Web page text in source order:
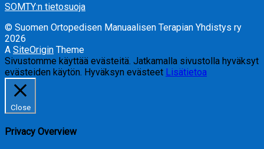
SOMTY:n tietosuoja
© Suomen Ortopedisen Manuaalisen Terapian Yhdistys ry
2026
A SiteOrigin Theme
Sivustomme käyttää evästeitä. Jatkamalla sivustolla hyväksyt
evästeiden käytön. Hyväksyn evästeet Lisätietoa
Close
Privacy Overview